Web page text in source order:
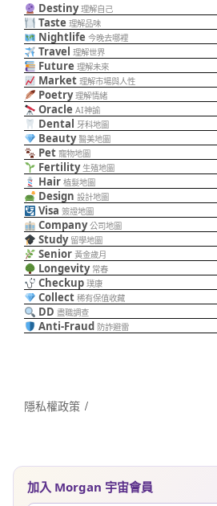
Destiny 理解自己
Taste 理解品味
Nightlife 今晚去哪裡
Travel 理解世界
Future 理解未來
Market 理解市場與人性
Poetry 理解情緒
Oracle AI神諭
Dental 牙科地圖
Beauty 醫美地圖
Pet 寵物地圖
Fertility 生殖地圖
Hair 植髮地圖
Design 設計地圖
Visa 簽證地圖
Company 公司地圖
Study 留學地圖
Senior 黃金歲月
Longevity 常春
Checkup 璞康
Collect 稀有保值收藏
DD 盡職調查
Anti-Fraud 防詐避雷
隱私權政策
加入 Morgan 宇宙會員